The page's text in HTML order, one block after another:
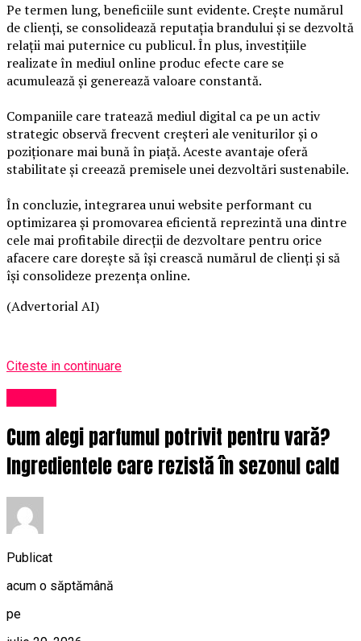
Pe termen lung, beneficiile sunt evidente. Crește numărul
de clienți, se consolidează reputația brandului și se dezvoltă
relații mai puternice cu publicul. În plus, investițiile
realizate în mediul online produc efecte care se
acumulează și generează valoare constantă.
Companiile care tratează mediul digital ca pe un activ
strategic observă frecvent creșteri ale veniturilor și o
poziționare mai bună în piață. Aceste avantaje oferă
stabilitate și creează premisele unei dezvoltări sustenabile.
În concluzie, integrarea unui website performant cu
optimizarea și promovarea eficientă reprezintă una dintre
cele mai profitabile direcții de dezvoltare pentru orice
afacere care dorește să își crească numărul de clienți și să
își consolideze prezența online.
(Advertorial AI)
Citeste in continuare
Cum alegi parfumul potrivit pentru vară?
Ingredientele care rezistă în sezonul cald
Publicat
acum o săptămână
pe